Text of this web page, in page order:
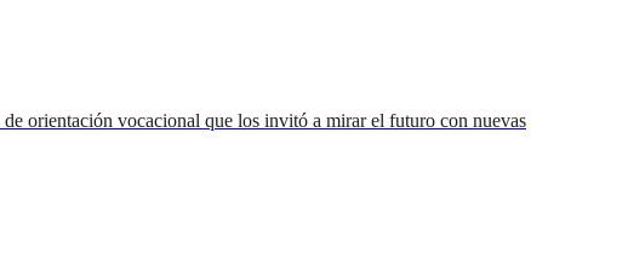
orientación vocacional que los invitó a mirar el futuro con nuevas